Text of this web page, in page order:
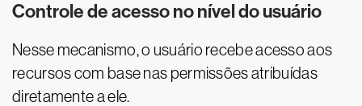
Controle de acesso no nível do usuário
Nesse mecanismo, o usuário recebe acesso aos
recursos com base nas permissões atribuídas
diretamente a ele.